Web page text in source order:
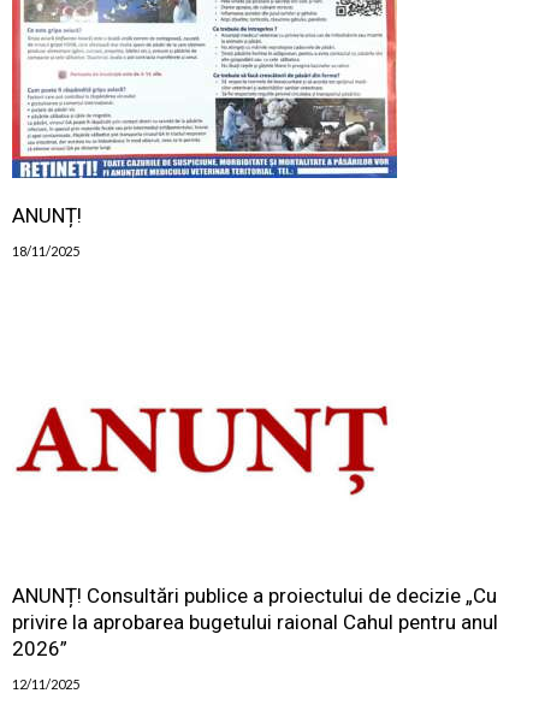
ANUNȚ!
18/11/2025
ANUNȚ! Consultări publice a proiectului de decizie „Cu
privire la aprobarea bugetului raional Cahul pentru anul
2026”
12/11/2025